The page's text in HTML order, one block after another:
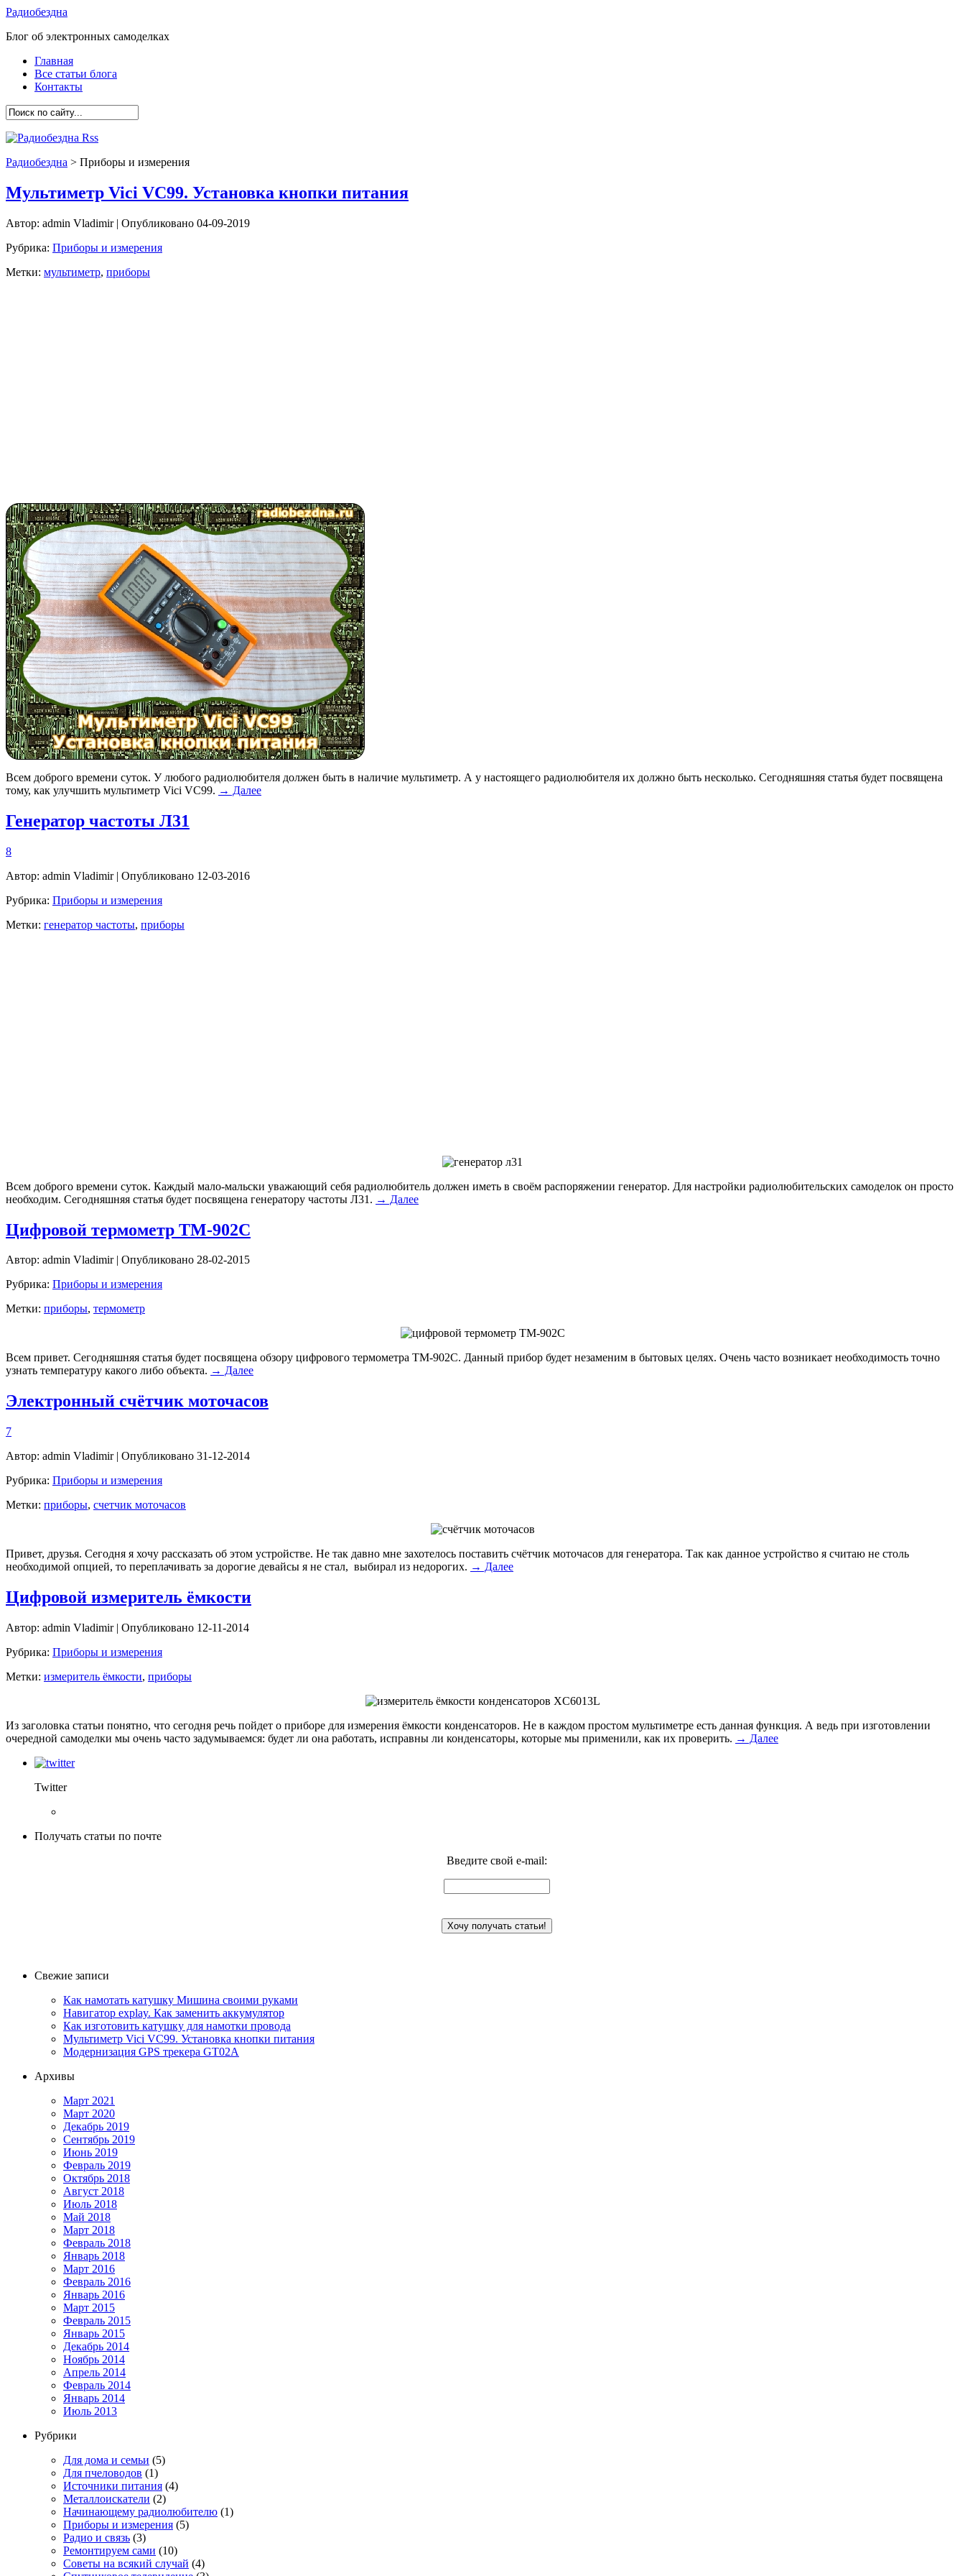
Радиобездна
Блог об электронных самоделках
Главная
Все статьи блога
Контакты
Радиобездна > Приборы и измерения
Мультиметр Vici VC99. Установка кнопки питания
Автор: admin Vladimir| Опубликовано 04-09-2019
Рубрика: Приборы и измерения
Метки: мультиметр, приборы
Всем доброго времени суток. У любого радиолюбителя должен быть в наличие мультиметр. А у настоящего радиолюбителя их должно быть несколько. Сегодняшняя статья будет посвящена
тому, как улучшить мультиметр Vici VC99. → Далее
Генератор частоты Л31
8
Автор: admin Vladimir| Опубликовано 12-03-2016
Рубрика: Приборы и измерения
Метки: генератор частоты, приборы
Всем доброго времени суток. Каждый мало-мальски уважающий себя радиолюбитель должен иметь в своём распоряжении генератор. Для настройки радиолюбительских самоделок он просто
необходим. Сегодняшняя статья будет посвящена генератору частоты Л31. → Далее
Цифровой термометр ТМ-902С
Автор: admin Vladimir| Опубликовано 28-02-2015
Рубрика: Приборы и измерения
Метки: приборы, термометр
Всем привет. Сегодняшняя статья будет посвящена обзору цифрового термометра ТМ-902С. Данный прибор будет незаменим в бытовых целях. Очень часто возникает необходимость точно
узнать температуру какого либо объекта. → Далее
Электронный счётчик моточасов
7
Автор: admin Vladimir| Опубликовано 31-12-2014
Рубрика: Приборы и измерения
Метки: приборы, счетчик моточасов
Привет, друзья. Сегодня я хочу рассказать об этом устройстве. Не так давно мне захотелось поставить счётчик моточасов для генератора. Так как данное устройство я считаю не столь
необходимой опцией, то переплачивать за дорогие девайсы я не стал, выбирал из недорогих. → Далее
Цифровой измеритель ёмкости
Автор: admin Vladimir| Опубликовано 12-11-2014
Рубрика: Приборы и измерения
Метки: измеритель ёмкости, приборы
Из заголовка статьи понятно, что сегодня речь пойдет о приборе для измерения ёмкости конденсаторов. Не в каждом простом мультиметре есть данная функция. А ведь при изготовлении
очередной самоделки мы очень часто задумываемся: будет ли она работать, исправны ли конденсаторы, которые мы применили, как их проверить. → Далее
Twitter
Получать статьи по почте
Введите свой e-mail:
Свежие записи
Как намотать катушку Мишина своими руками
Навигатор explay. Как заменить аккумулятор
Как изготовить катушку для намотки провода
Мультиметр Vici VC99. Установка кнопки питания
Модернизация GPS трекера GT02A
Архивы
Март 2021
Март 2020
Декабрь 2019
Сентябрь 2019
Июнь 2019
Февраль 2019
Октябрь 2018
Август 2018
Июль 2018
Май 2018
Март 2018
Февраль 2018
Январь 2018
Март 2016
Февраль 2016
Январь 2016
Март 2015
Февраль 2015
Январь 2015
Декабрь 2014
Ноябрь 2014
Апрель 2014
Февраль 2014
Январь 2014
Июль 2013
Рубрики
Для дома и семьи (5)
Для пчеловодов (1)
Источники питания (4)
Металлоискатели (2)
Начинающему радиолюбителю (1)
Приборы и измерения (5)
Радио и связь (3)
Ремонтируем сами (10)
Советы на всякий случай (4)